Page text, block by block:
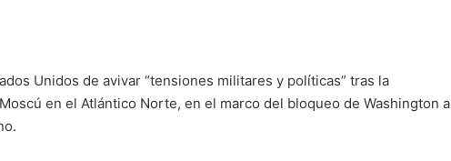
Unidos de avivar “tensiones militares y políticas” tras la
en el Atlántico Norte, en el marco del bloqueo de Washington a